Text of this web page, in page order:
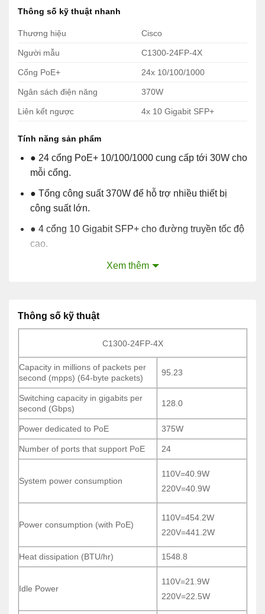
Thông số kỹ thuật nhanh
Thương hiệu Cisco
Người mẫu C1300-24FP-4X
Cổng PoE+ 24x 10/100/1000
Ngân sách điện năng 370W
Liên kết ngược 4x 10 Gigabit SFP+
Tính năng sản phẩm
● 24 cổng PoE+ 10/100/1000 cung cấp tới 30W cho
mỗi cổng.
● Tổng công suất 370W để hỗ trợ nhiều thiết bị
công suất lớn.
● 4 cổng 10 Gigabit SFP+ cho đường truyền tốc độ
cao.
● Các tính năng bảo mật nâng cao như mô-đun
thiểu mức tiêu thụ điện năng.
● Lý tưởng cho các doanh nghiệp vừa và nhỏ cần
cấp nguồn cho điện thoại VoIP, điểm truy cập không
dây và camera IP.
● Phù hợp với các cơ sở giáo dục cần cơ sở hạ
tầng mạng tốc độ cao để hỗ trợ các công cụ học tập
kỹ thuật số.
● Hoàn hảo cho môi trường bán lẻ nơi khả năng
kết nối đáng tin cậy và khả năng PoE là cần thiết
cho hệ thống điểm bán hàng, bảo mật và cơ sở hạ
tầng mạng.
Mô-đun thu phát SFP+ SFP-10G-SR
STACK-T4-50CM
Xem thêm
Thông số kỹ thuật
C1300-24FP-4X
Capacity in millions of packets per
second (mpps) (64-byte packets)
95.23
Switching capacity in gigabits per
second (Gbps)
128.0
Power dedicated to PoE 375W
Number of ports that support PoE 24
System power consumption
110V=40.9W
220V=40.9W
Power consumption (with PoE)
110V=454.2W
220V=441.2W
Heat dissipation (BTU/hr) 1548.8
Idle Power
110V=21.9W
220V=22.5W